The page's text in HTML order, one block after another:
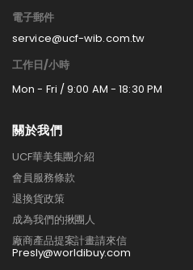
電子郵件
service@ucf-wib.com.tw
工作日/小時
Mon - Fri / 9:00 AM - 18:30 PM
關於我們
UCF華美集團介紹
會員服務條款
退換貨政策
成為我們的揪團人
廠商產品提案計畫請來信
Presly@worldibuy.com